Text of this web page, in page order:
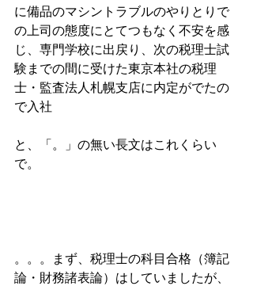
に備品のマシントラブルのやりとりで
の上司の態度にとてつもなく不安を感
じ、専門学校に出戻り、次の税理士試
験までの間に受けた東京本社の税理
士・監査法人札幌支店に内定がでたの
で入社
と、「。」の無い長文はこれくらい
で。
。。。まず、税理士の科目合格（簿記
論・財務諸表論）はしていましたが、